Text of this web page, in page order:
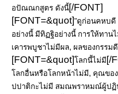
อปัณณกสูตร ดังนี้[/FONT]
[FONT=&quot]"ดูก่อนคหบดี
อย่างนี้ มีทิฏฐิอย่างนี้ การให้ทาน
เคารพบูชาไม่มีผล, ผลของกรรม
[FONT=&quot]โลกนี้ไม่มี [/
โลกอื่นหรือโลกหน้าไม่มี, คุณขอ
ปปาติกะไม่มี สมณพราหมณ์ผู้ป